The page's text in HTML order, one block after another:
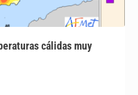
cálidas muy